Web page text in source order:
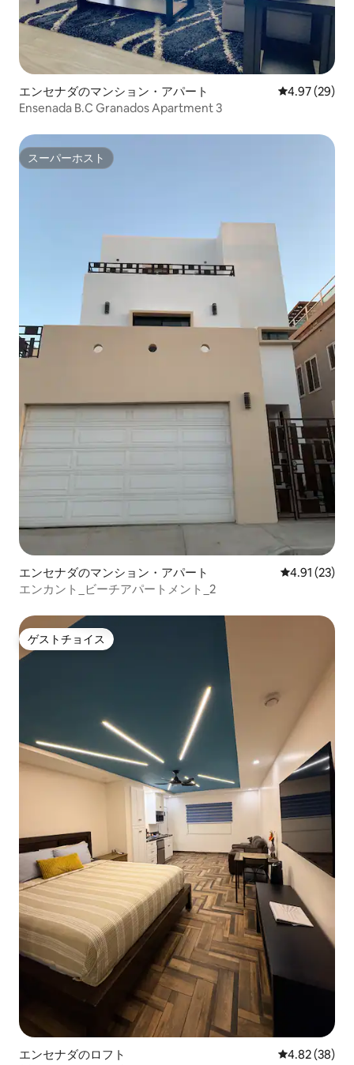
エンセナダのマンション・アパート レビュー29
4.97 (29)
Ensenada B.C Granados Apartment 3
スーパーホスト
スーパーホスト
エンセナダのマンション・アパート レビュー23
4.91 (23)
エンカント_ビーチアパートメント_2
ゲストチョイス
ゲストチョイス
エンセナダのロフト レビュー38
4.82 (38)